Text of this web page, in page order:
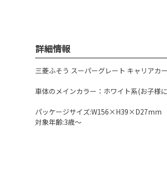
詳細情報
三菱ふそう スーパーグレート キャリアカ
車体のメインカラー：ホワイト系(お子様
パッケージサイズ:W156×H39×D27mm
対象年齢:3歳～